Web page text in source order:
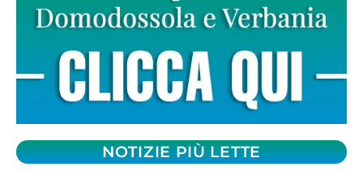
NOTIZIE PIÙ LETTE